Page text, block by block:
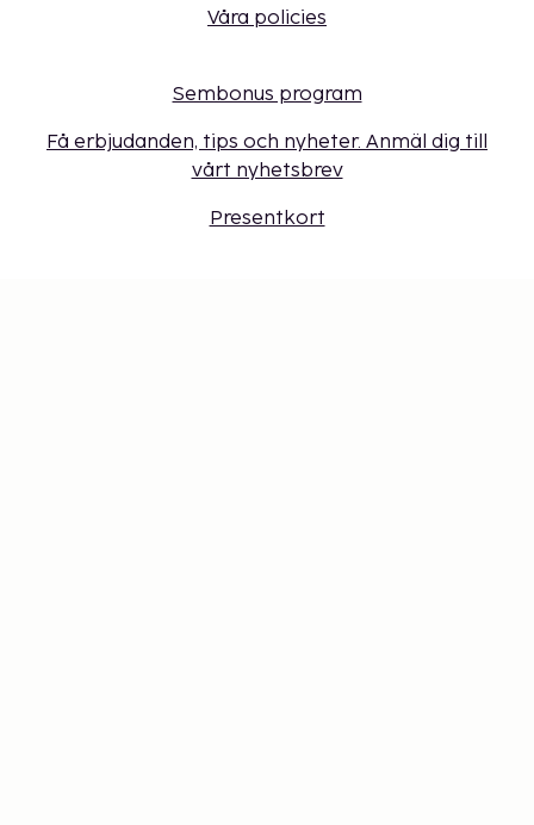
Våra policies
Sembonus program
Få erbjudanden, tips och nyheter. Anmäl dig till
vårt nyhetsbrev
Presentkort